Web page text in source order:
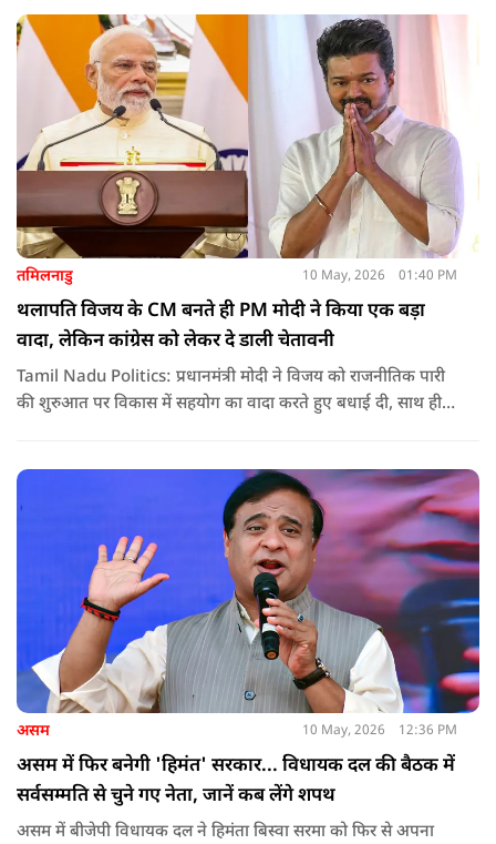
तमिलनाडु 10 May, 2026 01:40 PM
थलापति विजय के CM बनते ही PM मोदी ने किया एक बड़ा
वादा, लेकिन कांग्रेस को लेकर दे डाली चेतावनी
Tamil Nadu Politics: प्रधानमंत्री मोदी ने विजय को राजनीतिक पारी
की शुरुआत पर विकास में सहयोग का वादा करते हुए बधाई दी, साथ ही
असम 10 May, 2026 12:36 PM
असम में फिर बनेगी 'हिमंत' सरकार... विधायक दल की बैठक में
सर्वसम्मति से चुने गए नेता, जानें कब लेंगे शपथ
असम में बीजेपी विधायक दल ने हिमंता बिस्वा सरमा को फिर से अपना